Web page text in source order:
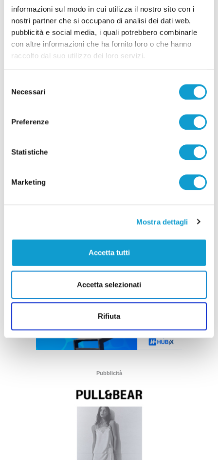
informazioni sul modo in cui utilizza il nostro sito con i
nostri partner che si occupano di analisi dei dati web,
pubblicità e social media, i quali potrebbero combinarle
con altre informazioni che ha fornito loro o che hanno
raccolto dal suo utilizzo dei loro servizi.
delNecessari
Preferenze
Statistiche
Marketing
Mostra dettagli
Accetta tutti
Accetta selezionati
Rifiuta
Pubblicità